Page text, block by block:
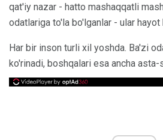
qat'iy nazar - hatto mashaqqatli
odatlariga to'la bo'lganlar - ular hayot
Har bir inson turli xil yoshda. Ba'zi
ko'rinadi, boshqalari esa ancha